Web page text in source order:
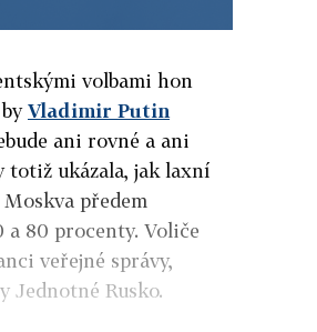
volbami hon
Vladimir Putin
ani rovné a ani
totiž ukázala, jak laxní
předem
a 80 procenty. Voliče
veřejné správy,
Jednotné Rusko.